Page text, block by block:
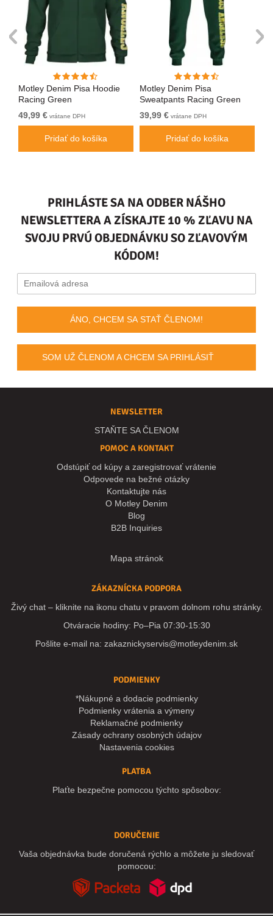
Motley Denim Pisa Hoodie
Racing Green
49,99 € vrátane DPH
Pridať do košíka
Motley Denim Pisa
Sweatpants Racing Green
39,99 € vrátane DPH
Pridať do košíka
PRIHLÁSTE SA NA ODBER NÁŠHO
NEWSLETTERA A ZÍSKAJTE 10 % ZĽAVU NA
SVOJU PRVÚ OBJEDNÁVKU SO ZĽAVOVÝM
KÓDOM!
ÁNO, CHCEM SA STAŤ ČLENOM!
SOM UŽ ČLENOM A CHCEM SA PRIHLÁSIŤ
NEWSLETTER
STAŇTE SA ČLENOM
POMOC A KONTAKT
Odstúpiť od kúpy a zaregistrovať vrátenie
Odpovede na bežné otázky
Kontaktujte nás
O Motley Denim
Blog
B2B Inquiries
Mapa stránok
ZÁKAZNÍCKA PODPORA
Živý chat – kliknite na ikonu chatu v pravom dolnom rohu stránky.
Otváracie hodiny: Po–Pia 07:30-15:30
Pošlite e-mail na: zakaznickyservis@motleydenim.sk
PODMIENKY
*Nákupné a dodacie podmienky
Podmienky vrátenia a výmeny
Reklamačné podmienky
Zásady ochrany osobných údajov
Nastavenia cookies
PLATBA
Plaťte bezpečne pomocou týchto spôsobov:
DORUČENIE
Vaša objednávka bude doručená rýchlo a môžete ju sledovať
pomocou: